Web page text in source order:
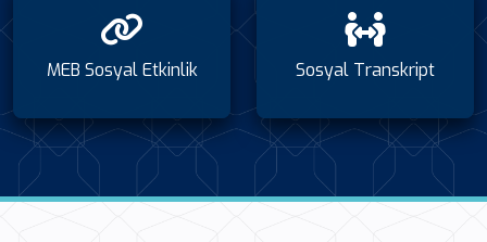
MEB Sosyal Etkinlik Sosyal Transkript